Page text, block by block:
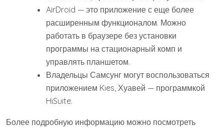
AirDroid — это приложение с еще более
расширенным функционалом. Можно
работать в браузере без установки
программы на стационарный комп и
управлять планшетом.
Владельцы Самсунг могут воспользоваться
приложением Kies, Хуавей — программкой
HiSuite.
Более подробную информацию можно посмотреть